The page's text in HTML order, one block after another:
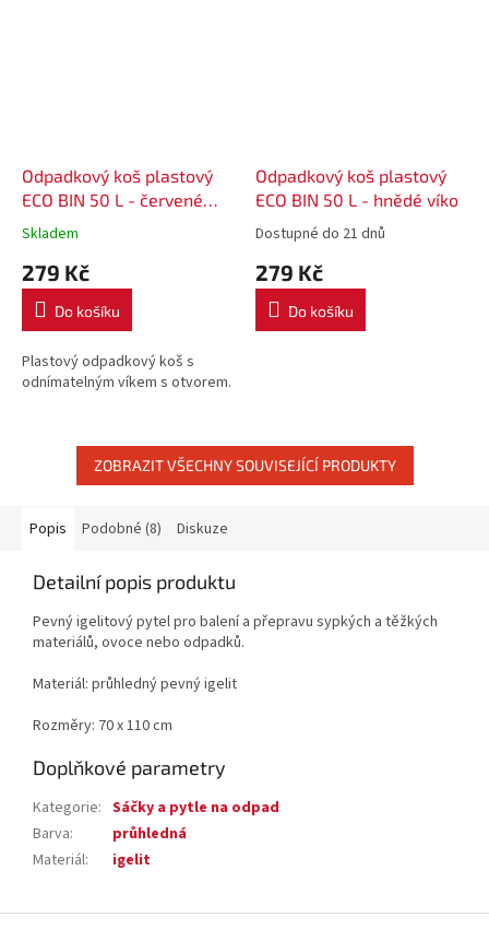
Odpadkový koš plastový
ECO BIN 50 L - červené
víko
Skladem
279 Kč
Do košíku
Plastový odpadkový koš s
odnímatelným víkem s otvorem.
Odpadkový koš plastový
ECO BIN 50 L - hnědé víko
Dostupné do 21 dnů
279 Kč
Do košíku
ZOBRAZIT VŠECHNY SOUVISEJÍCÍ PRODUKTY
Popis Podobné (8) Diskuze
Detailní popis produktu
Pevný igelitový pytel pro balení a přepravu sypkých a těžkých
materiálů, ovoce nebo odpadků.
Materiál: průhledný pevný igelit
Rozměry: 70 x 110 cm
Doplňkové parametry
Kategorie: Sáčky a pytle na odpad
Barva:
průhledná
Materiál: igelit